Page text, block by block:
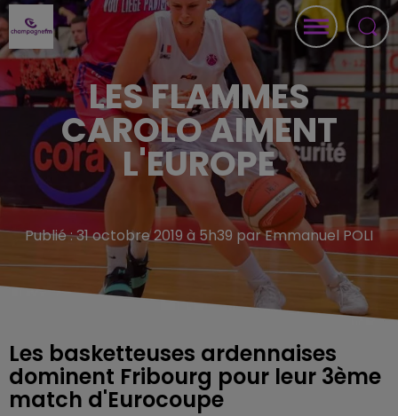
LES FLAMMES
CAROLO AIMENT
L'EUROPE
Publié : 31 octobre 2019 à 5h39 par Emmanuel POLI
Les basketteuses ardennaises
dominent Fribourg pour leur 3ème
match d'Eurocoupe